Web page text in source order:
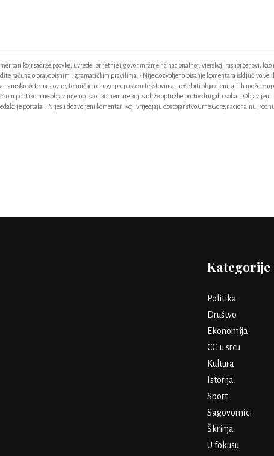
koji sadrže psovke, uvrede, prijetnje i govor mržnje na nacionalnoj, vjerskoj, rasnoj osnovi, kao i
računa o pravopisnim i gramatičkim pravilima. • Nije dozvoljeno pisanje komentara isključivo
skrećete na slovne, tehničke i druge propuste u tekstovima, neće biti objavljeni, ali ih možete
politikom ne objavljujemo, kao i komentare koji sadrže optužbe protiv drugih osoba. • Objavljeni
portala. • Nijesu dozvoljeni komentari koji vrijedjaju dostojanstvo Crne Gore,nacionalnu
Kategorije
Politika
Društvo
Ekonomija
CG u srcu
Kultura
Istorija
Sport
Sagovornici
Škrinja
U fokusu